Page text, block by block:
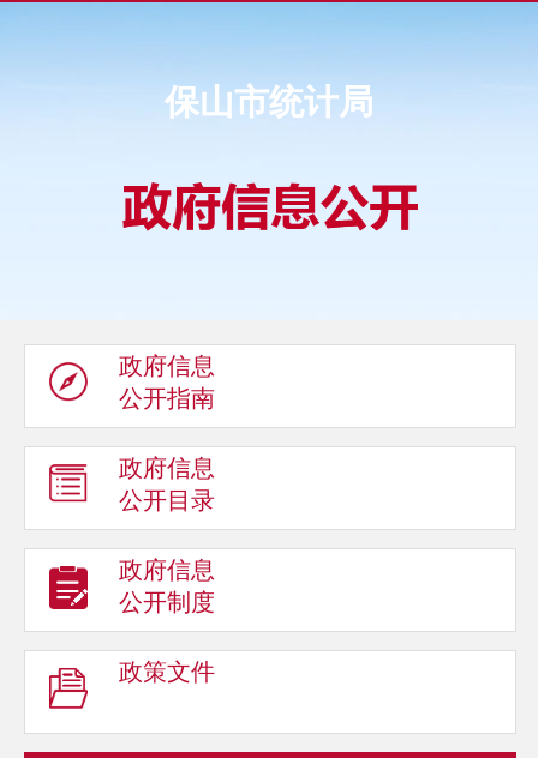
保山市统计局
政府信息
公开指南
政府信息
公开目录
政府信息
公开制度
政策文件